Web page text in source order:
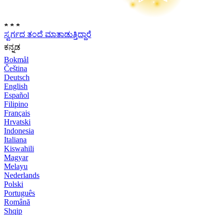
★ ★ ★
ಸ್ವರ್ಗದ ತಂದೆ ಮಾತಾಡುತ್ತಿದ್ದಾರೆ
ಕನ್ನಡ
Bokmål
Čeština
Deutsch
English
Español
Filipino
Français
Hrvatski
Indonesia
Italiana
Kiswahili
Magyar
Melayu
Nederlands
Polski
Português
Română
Shqip